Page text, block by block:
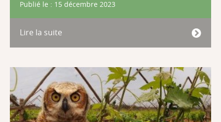
Publié le : 15 décembre 2023
Lire la suite